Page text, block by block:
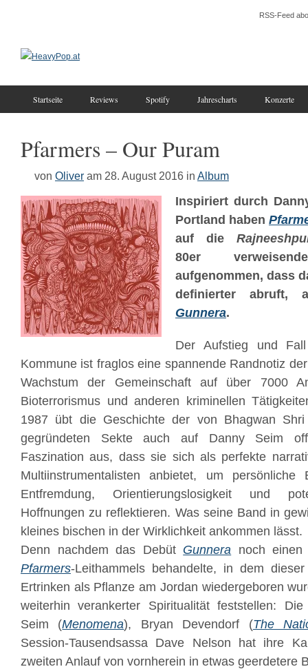
RSS-Feed
Startseite Reviews Spotify Jahrescharts Konzerte
Pfarmers – Our Puram
von Oliver am 28. August 2016 in Album
Inspiriert durch
Portland haben
auf die
80er
aufgenommen, dass
definierter abruft,
Gunnera.
Der Aufstieg und
Kommune ist fraglos eine spannende Randnotiz
Wachstum der Gemeinschaft auf über 7000
Bioterrorismus und anderen kriminellen
1987 übt die Geschichte der von Bhagwan
gegründeten Sekte auch auf Danny Seim
Faszination aus, dass sie sich als perfekte
Multiinstrumentalisten anbietet, um persönliche
Entfremdung, Orientierungslosigkeit und
Hoffnungen zu reflektieren. Was seine Band in
kleines bischen in der Wirklichkeit ankommen lässt.
Denn nachdem das Debüt Gunnera noch einen
Pfarmers-Leithammels behandelte, in dem
Ertrinken als Pflanze am Jordan wiedergeboren
weiterhin verankerter Spiritualität feststellen:
Seim (Menomena), Bryan Devendorf (The
Session-Tausendsassa Dave Nelson hat ihre
zweiten Anlauf von vornherein in etwas geerdetere